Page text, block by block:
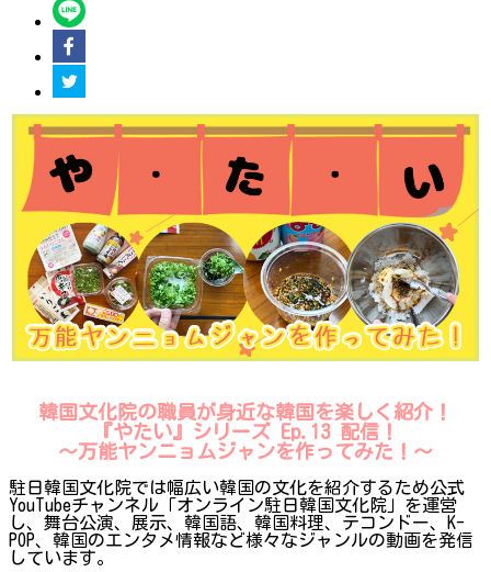
韓国文化院の職員が身近な韓国を楽しく紹介！
『やたい』シリーズ Ep.13 配信！
～万能ヤンニョムジャンを作ってみた！ 〜
駐日韓国文化院では幅広い韓国の文化を紹介するため公式
YouTubeチャンネル「オンライン駐日韓国文化院」を運営
し、舞台公演、展示、韓国語、韓国料理、テコンドー、K-
POP、韓国のエンタメ情報など様々なジャンルの動画を発信
しています。